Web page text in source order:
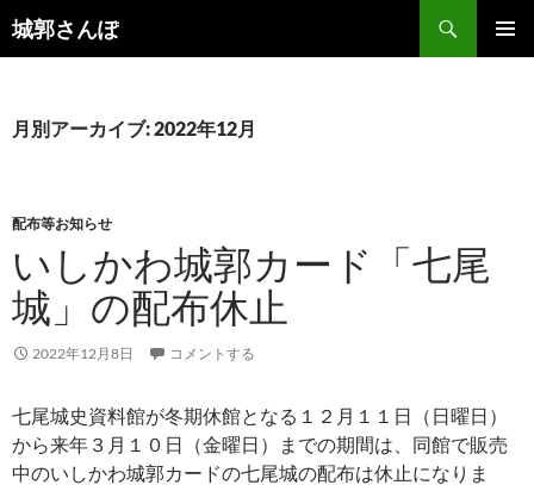
コ
ン
ツ
キ
プ
城郭さんぽ
検
索
月別アーカイブ: 2022年12月
配布等お知らせ
いしかわ城郭カード「七尾
城」の配布休止
2022年12月8日 コメントする
七尾城史資料館が冬期休館となる１２月１１日（日曜日）
から来年３月１０日（金曜日）までの期間は、同館で販売
中のいしかわ城郭カードの七尾城の配布は休止になりま